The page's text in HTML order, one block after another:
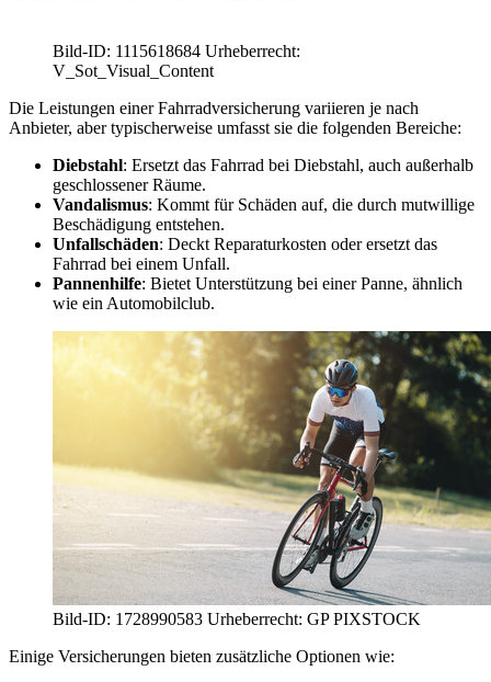
Bild-ID: 1115618684 Urheberrecht:
V_Sot_Visual_Content
Die Leistungen einer Fahrradversicherung variieren je nach
Anbieter, aber typischerweise umfasst sie die folgenden Bereiche:
Diebstahl: Ersetzt das Fahrrad bei Diebstahl, auch außerhalb
geschlossener Räume.
Vandalismus: Kommt für Schäden auf, die durch mutwillige
Beschädigung entstehen.
Unfallschäden: Deckt Reparaturkosten oder ersetzt das
Fahrrad bei einem Unfall.
Pannenhilfe: Bietet Unterstützung bei einer Panne, ähnlich
wie ein Automobilclub.
Bild-ID: 1728990583 Urheberrecht: GP PIXSTOCK
Einige Versicherungen bieten zusätzliche Optionen wie: